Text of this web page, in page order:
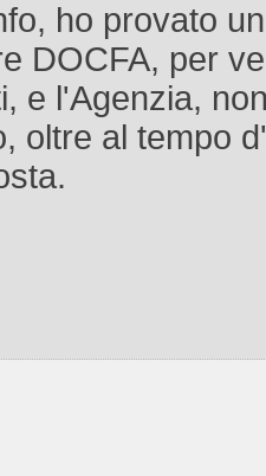
ho provato
DOCFA, per
e l'Agenzia,
oltre al tempo